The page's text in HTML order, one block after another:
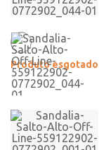
Produto esgotado